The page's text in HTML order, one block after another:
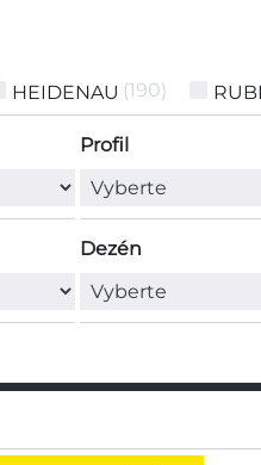
HEIDENAU 190
Profil
Dezén